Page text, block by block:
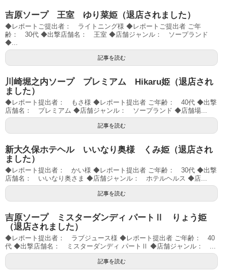
吉原ソープ 王室 ゆり菜姫（退店されました）
◆レポートご提出者： ライトニング様 ◆レポートご提出者 ご年
齢： 30代 ◆出撃店舗名： 王室 ◆店舗ジャンル： ソープランド
◆...
記事を読む
川崎堀之内ソープ プレミアム Hikaru姫（退店され
ました）
◆レポート提出者： もさ様 ◆レポート提出者 ご年齢： 40代 ◆出撃
店舗名： プレミアム ◆店舗ジャンル： ソープランド ◆店舗場...
記事を読む
新大久保ホテヘル いいなり奥様 くみ姫（退店され
ました）
◆レポート提出者： かい様 ◆レポート提出者 ご年齢： 30代 ◆出撃
店舗名： いいなり奥さま ◆店舗ジャンル： ホテルヘルス ◆店...
記事を読む
吉原ソープ ミスターダンディ パートⅡ りょう姫
（退店されました）
◆レポート提出者： ラブジュース様 ◆レポート提出者 ご年齢： 40
代 ◆出撃店舗名： ミスターダンディ パートⅡ ◆店舗ジャンル： ...
記事を読む